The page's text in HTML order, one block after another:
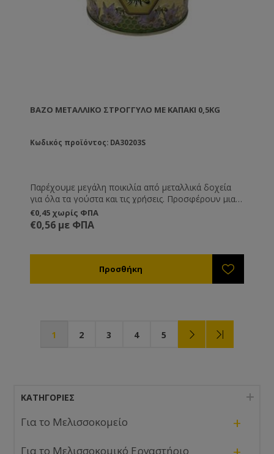
ΒΆΖΟ ΜΕΤΑΛΛΙΚΌ ΣΤΡΟΓΓΥΛΟ ΜΕ ΚΑΠΆΚΙ 0,5KG
Κωδικός προϊόντος: DA30203S
Παρέχουμε μεγάλη ποικιλία από μεταλλικά δοχεία
για όλα τα γούστα και τις χρήσεις. Προσφέρουν μια
διαφορετική και καλόγουστη παρουσίαση του
προϊόντος σας και είναι ιδανική λύση όταν θέλετε να
μεταφέρετε ή να στείλετε το μέλι, καθώς δεν
€0,45 χωρίς ΦΠΑ
€0,56 με ΦΠΑ
1 2 3 4 5
ΚΑΤΗΓΟΡΊΕΣ
Για το Μελισσοκομείο +
Για το Μελισσοκομικό Εργαστήριο